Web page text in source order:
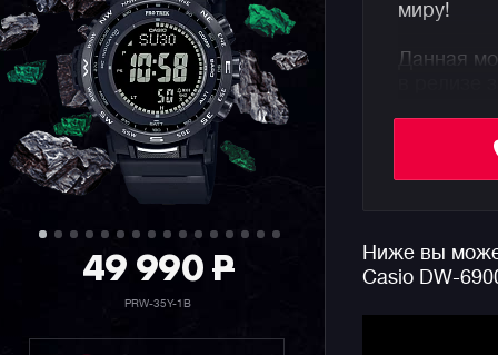
49 990P
PRW-35Y-1B
миру!
Данная
часть
крышке
модель
Ниже вы
Casio DW-